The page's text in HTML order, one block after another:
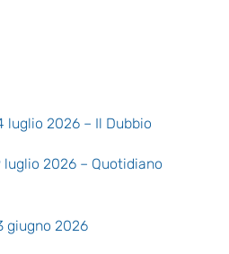
2026 – Il Dubbio
2026 – Quotidiano
giugno 2026